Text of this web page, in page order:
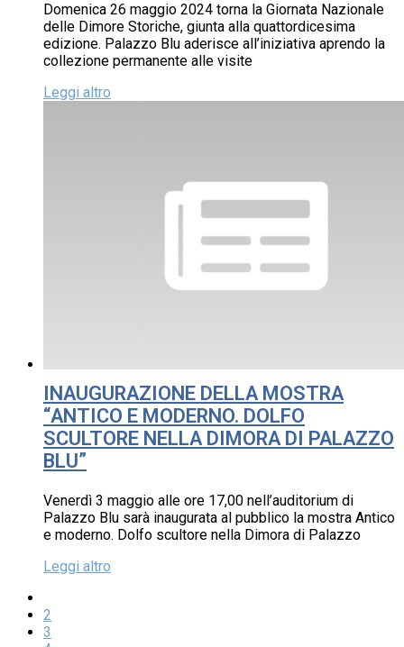
Domenica 26 maggio 2024 torna la Giornata Nazionale
delle Dimore Storiche, giunta alla quattordicesima
edizione. Palazzo Blu aderisce all’iniziativa aprendo la
collezione permanente alle visite
Leggi altro
INAUGURAZIONE DELLA MOSTRA
“ANTICO E MODERNO. DOLFO
SCULTORE NELLA DIMORA DI PALAZZO
BLU”
Venerdì 3 maggio alle ore 17,00 nell’auditorium di
Palazzo Blu sarà inaugurata al pubblico la mostra Antico
e moderno. Dolfo scultore nella Dimora di Palazzo
Leggi altro
2
3